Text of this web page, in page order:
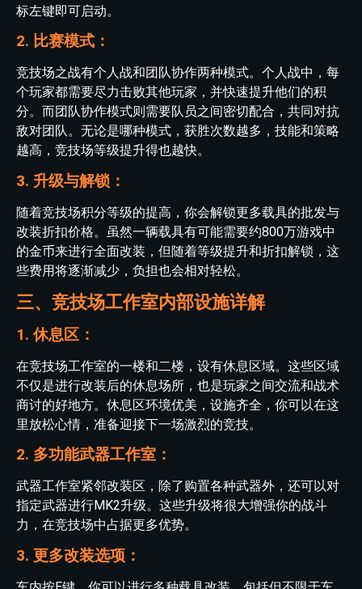
标左键即可启动。
2. 比赛模式：
竞技场之战有个人战和团队协作两种模式。个人战中，每
个玩家都需要尽力击败其他玩家，并快速提升他们的积
分。而团队协作模式则需要队员之间密切配合，共同对抗
敌对团队。无论是哪种模式，获胜次数越多，技能和策略
越高，竞技场等级提升得也越快。
3. 升级与解锁：
随着竞技场积分等级的提高，你会解锁更多载具的批发与
改装折扣价格。虽然一辆载具有可能需要约800万游戏中
的金币来进行全面改装，但随着等级提升和折扣解锁，这
些费用将逐渐减少，负担也会相对轻松。
三、竞技场工作室内部设施详解
1. 休息区：
在竞技场工作室的一楼和二楼，设有休息区域。这些区域
不仅是进行改装后的休息场所，也是玩家之间交流和战术
商讨的好地方。休息区环境优美，设施齐全，你可以在这
里放松心情，准备迎接下一场激烈的竞技。
2. 多功能武器工作室：
武器工作室紧邻改装区，除了购置各种武器外，还可以对
指定武器进行MK2升级。这些升级将很大增强你的战斗
力，在竞技场中占据更多优势。
3. 更多改装选项：